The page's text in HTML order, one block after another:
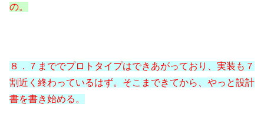
の。
８．７まででプロトタイプはできあがっており、実装も７
割近く終わっているはず。そこまできてから、やっと設計
書を書き始める。